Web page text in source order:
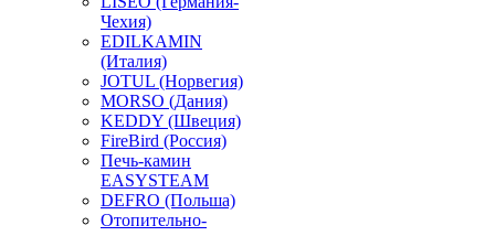
Чехия)
EDILKAMIN
(Италия)
JOTUL (Норвегия)
MORSO (Дания)
KEDDY (Швеция)
FireBird (Россия)
Печь-камин
EASYSTEAM
DEFRO (Польша)
Отопительно-